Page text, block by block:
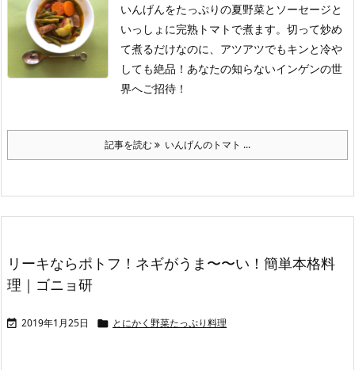
いんげんをたっぷりの夏野菜とソーセージと
いっしょに完熟トマトで煮ます。切って炒め
て煮るだけなのに、アツアツでもキンと冷や
しても絶品！あなたの知らないインゲンの世
界へご招待！
記事を読む いんげんのトマト ...
リーキならポトフ！ネギがうま〜〜い！簡単本格料
理｜ゴニョ研
 2019年1月25日  とにかく野菜たっぷり料理